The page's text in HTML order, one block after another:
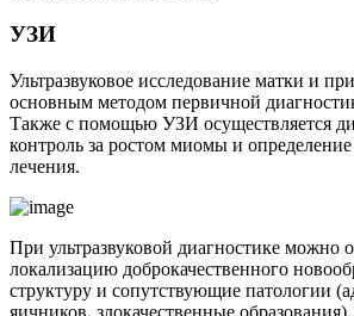
УЗИ
Ультразвуковое исследование матки и
основным методом первичной
Также с помощью УЗИ осуществляется
контроль за ростом миомы и определение
лечения.
При ультразвуковой диагностике можно
локализацию доброкачественного
структуру и сопутствующие патологии